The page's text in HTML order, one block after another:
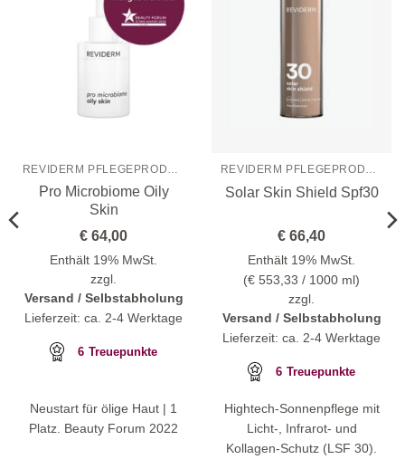
REVIDERM PFLEGEPRODUKTE
Pro Microbiome Oily
Skin
€ 64,00
Enthält 19% MwSt.
zzgl.
Versand / Selbstabholung
Lieferzeit: ca. 2-4 Werktage
6 Treuepunkte
Neustart für ölige Haut | 1
Platz. Beauty Forum 2022
REVIDERM PFLEGEPRODUKTE
Solar Skin Shield Spf30
€ 66,40
Enthält 19% MwSt.
(€ 553,33 / 1000 ml)
zzgl.
Versand / Selbstabholung
Lieferzeit: ca. 2-4 Werktage
6 Treuepunkte
Hightech-Sonnenpflege mit
Licht-, Infrarot- und
Kollagen-Schutz (LSF 30).